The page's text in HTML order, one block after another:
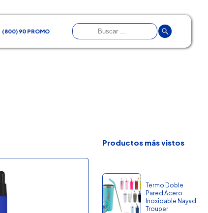
(800) 90 PROMO
Productos más vistos
Termo Doble
Pared Acero
Inoxidable Nayad
Trouper